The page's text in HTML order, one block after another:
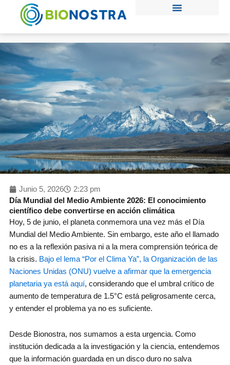
Junio 5, 2026
2:23 pm
Día Mundial del Medio Ambiente 2026: El conocimiento
científico debe convertirse en acción climática
Hoy, 5 de junio, el planeta conmemora una vez más el Día
Mundial del Medio Ambiente. Sin embargo, este año el llamado
no es a la reflexión pasiva ni a la mera comprensión teórica de
la crisis. Bajo el lema “Por el Clima Ya”, la Organización de las
Naciones Unidas (ONU) vuelve a afirmar que la emergencia
planetaria ya está aquí, considerando que el umbral crítico de
aumento de temperatura de 1.5°C está peligrosamente cerca,
y entender el problema ya no es suficiente.
Desde Bionostra, nos sumamos a esta urgencia. Como
institución dedicada a la investigación y la ciencia, entendemos
que la información guardada en un disco duro no salva